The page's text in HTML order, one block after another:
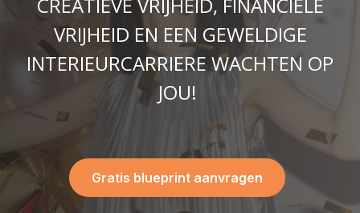
CREATIEVE VRIJHEID, FINANCIËLE
VRIJHEID EN EEN GEWELDIGE
INTERIEURCARRIERE WACHTEN OP
JOU!
Gratis blueprint aanvragen